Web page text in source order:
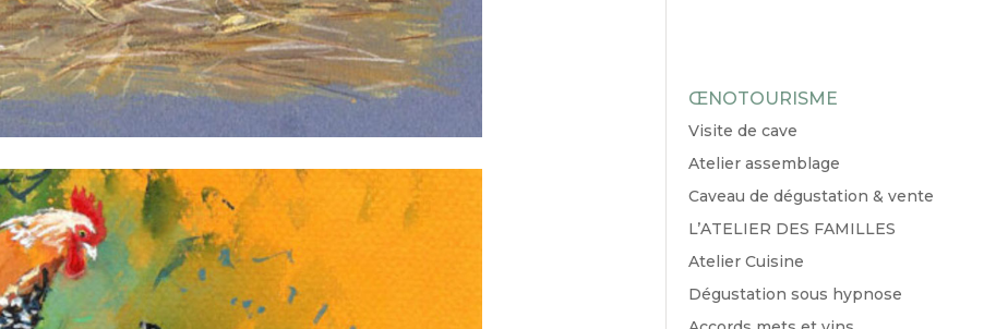
ŒNOTOURISME
Visite de cave
Atelier assemblage
Caveau de dégustation & vente
L’ATELIER DES FAMILLES
Atelier Cuisine
Dégustation sous hypnose